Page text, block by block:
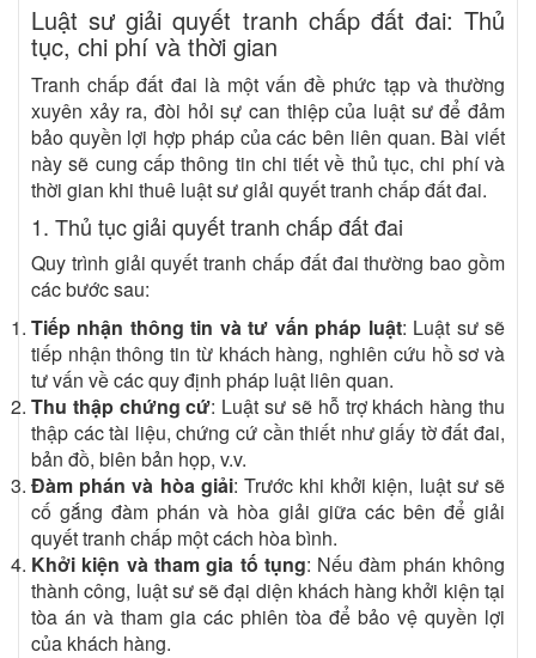
Luật sư giải quyết tranh chấp đất đai: Thủ
tục, chi phí và thời gian
Tranh chấp đất đai là một vấn đề phức tạp và thường
xuyên xảy ra, đòi hỏi sự can thiệp của luật sư để đảm
bảo quyền lợi hợp pháp của các bên liên quan. Bài viết
này sẽ cung cấp thông tin chi tiết về thủ tục, chi phí và
thời gian khi thuê luật sư giải quyết tranh chấp đất đai.
1. Thủ tục giải quyết tranh chấp đất đai
Quy trình giải quyết tranh chấp đất đai thường bao gồm
các bước sau:
Tiếp nhận thông tin và tư vấn pháp luật: Luật sư sẽ
tiếp nhận thông tin từ khách hàng, nghiên cứu hồ sơ và
tư vấn về các quy định pháp luật liên quan.
Thu thập chứng cứ: Luật sư sẽ hỗ trợ khách hàng thu
thập các tài liệu, chứng cứ cần thiết như giấy tờ đất đai,
bản đồ, biên bản họp, v.v.
Đàm phán và hòa giải: Trước khi khởi kiện, luật sư sẽ
cố gắng đàm phán và hòa giải giữa các bên để giải
quyết tranh chấp một cách hòa bình.
Khởi kiện và tham gia tố tụng: Nếu đàm phán không
thành công, luật sư sẽ đại diện khách hàng khởi kiện tại
tòa án và tham gia các phiên tòa để bảo vệ quyền lợi
của khách hàng.